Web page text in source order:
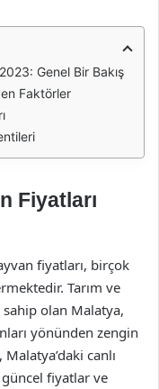
Genel Bir Bakış
Faktörler
Fiyatları
fiyatları, birçok
Tarım ve
sahip olan Malatya,
yönünden zengin
canlı
fiyatlar ve